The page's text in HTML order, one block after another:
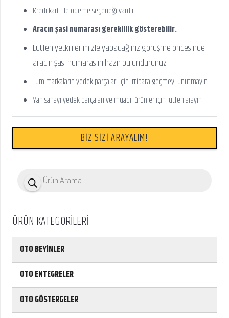
Kredi kartı ile ödeme seçeneği vardır.
Aracın şasi numarası gereklilik gösterebilir.
Lütfen yetkililerimizle yapacağınız görüşme öncesinde
aracın şasi numarasını hazır bulundurunuz.
Tüm markaların yedek parçaları için irtibata geçmeyi unutmayın.
Yan sanayi yedek parçaları ve muadil ürünler için lütfen arayın.
BİZ SİZİ ARAYALIM!
t
r
ÜRÜN KATEGORİLERİ
OTO BEYİNLER
OTO ENTEGRELER
OTO GÖSTERGELER